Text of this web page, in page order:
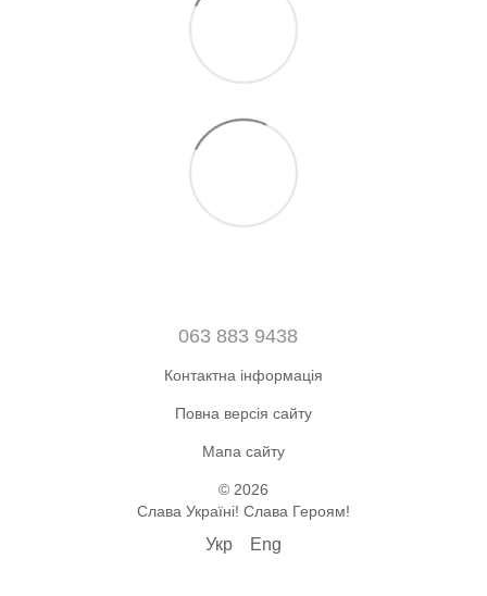
063 883 9438
Контактна інформація
Повна версія сайту
Мапа сайту
© 2026
Слава Україні! Слава Героям!
Укр Eng